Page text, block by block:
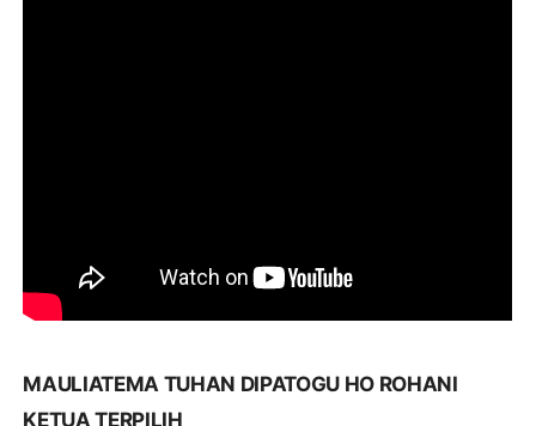
MAULIATEMA TUHAN DIPATOGU HO ROHANI
KETUA TERPILIH